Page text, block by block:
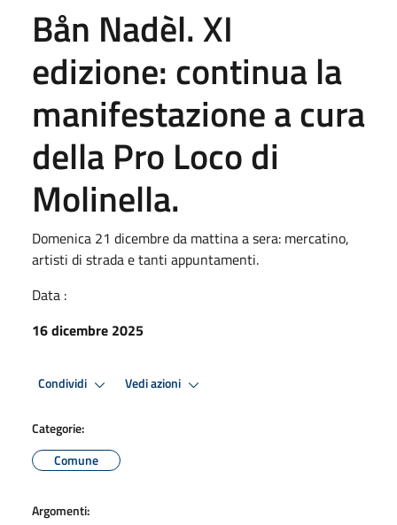
Bån Nadèl. XI
edizione: continua la
manifestazione a cura
della Pro Loco di
Molinella.
Domenica 21 dicembre da mattina a sera: mercatino,
artisti di strada e tanti appuntamenti.
Data :
16 dicembre 2025
Condividi Vedi azioni
Categorie:
Comune
Argomenti: